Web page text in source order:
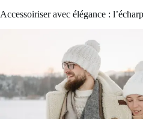
Accessoiriser avec élégance :